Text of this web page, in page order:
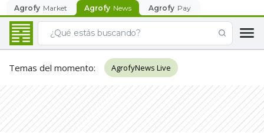
Agrofy Market Agrofy News Agrofy Pay
Temas del momento: AgrofyNews Live